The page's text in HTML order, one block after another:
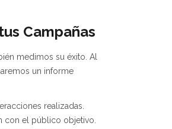
Campañas
medimos su éxito. Al
un informe
realizadas.
con el público objetivo.